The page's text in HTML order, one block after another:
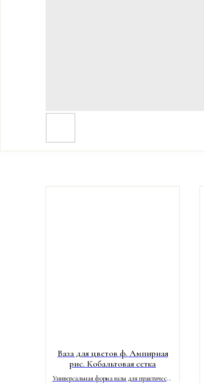
Ваза для цветов ф. Ампирная
рис. Кобальтовая сетка
Универсальная форма вазы для практически